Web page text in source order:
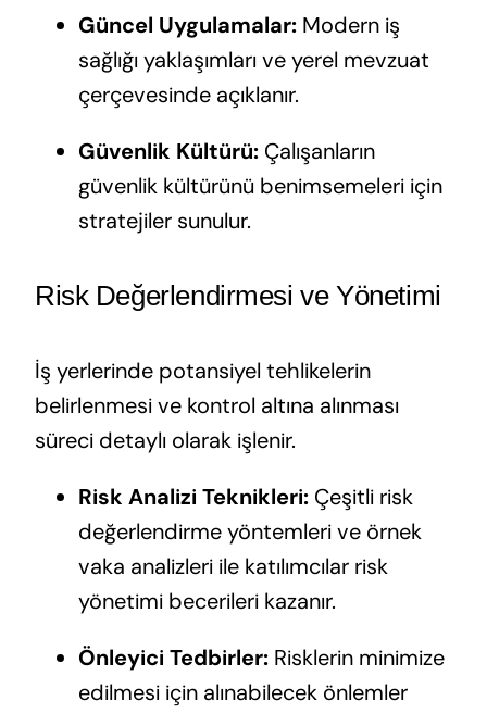
Güncel Uygulamalar:Modern iş
sağlığı yaklaşımları ve yerel mevzuat
çerçevesinde açıklanır.
Güvenlik Kültürü:Çalışanların
güvenlik kültürünü benimsemeleri için
stratejiler sunulur.
Risk Değerlendirmesi ve Yönetimi
İş yerlerinde potansiyel tehlikelerin
belirlenmesi ve kontrol altına alınması
süreci detaylı olarak işlenir.
Risk Analizi Teknikleri:Çeşitli risk
değerlendirme yöntemleri ve örnek
vaka analizleri ile katılımcılar risk
yönetimi becerileri kazanır.
Önleyici Tedbirler:Risklerin minimize
edilmesi için alınabilecek önlemler